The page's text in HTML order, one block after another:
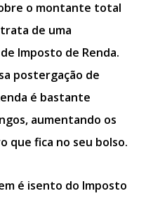
o montante total
de uma
Imposto de Renda.
postergação de
é bastante
aumentando os
que fica no seu bolso.
é isento do Imposto